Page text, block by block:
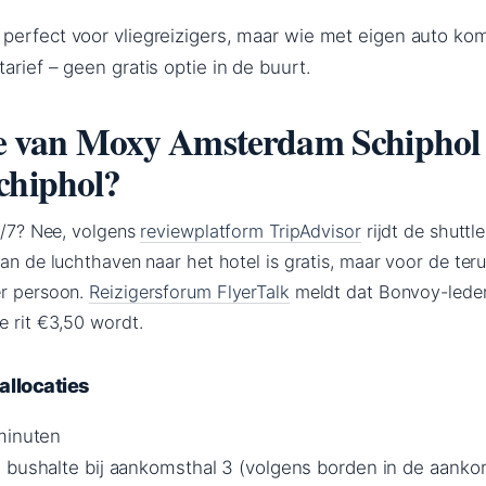
voor vliegreizigers, maar wie met eigen auto
– geen gratis optie in de buurt.
van Moxy Amsterdam Schiphol
Nee, volgens reviewplatform TripAdvisorrijdt de shuttle
de luchthaven naar het hotel is gratis, maar voor de
persoon. Reizigersforum FlyerTalk meldt dat Bonvoy-
rit €3,50 wordt.
bij aankomsthal 3 (volgens borden in de